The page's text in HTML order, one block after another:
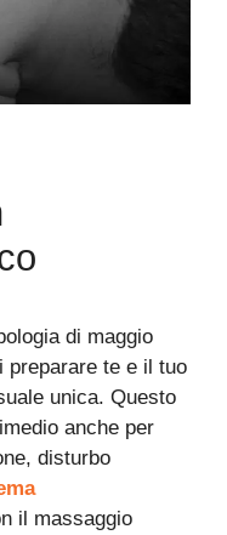
di maggio
preparare te e il tuo
unica. Questo
anche per
disturbo
il massaggio